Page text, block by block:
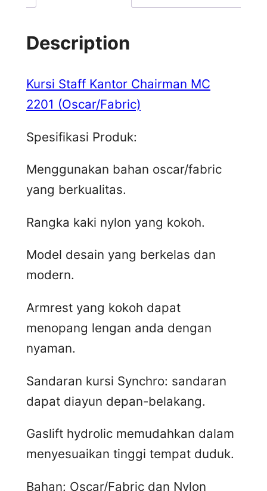
Description
Kursi Staff Kantor Chairman MC
2201 (Oscar/Fabric)
Spesifikasi Produk:
Menggunakan bahan oscar/fabric
yang berkualitas.
Rangka kaki nylon yang kokoh.
Model desain yang berkelas dan
modern.
Armrest yang kokoh dapat
menopang lengan anda dengan
nyaman.
Sandaran kursi Synchro: sandaran
dapat diayun depan-belakang.
Gaslift hydrolic memudahkan dalam
menyesuaikan tinggi tempat duduk.
Bahan: Oscar/Fabric dan Nylon